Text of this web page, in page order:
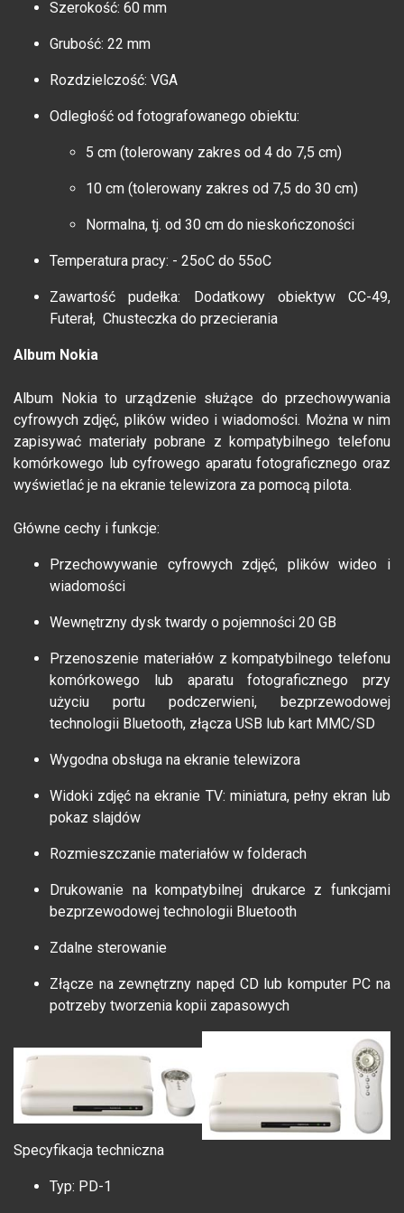
Szerokość: 60 mm
Grubość: 22 mm
Rozdzielczość: VGA
Odległość od fotografowanego obiektu:
5 cm (tolerowany zakres od 4 do 7,5 cm)
10 cm (tolerowany zakres od 7,5 do 30 cm)
Normalna, tj. od 30 cm do nieskończoności
Temperatura pracy: - 25oC do 55oC
Zawartość pudełka: Dodatkowy obiektyw CC-49,
Futerał, Chusteczka do przecierania
Album Nokia
Album Nokia to urządzenie służące do przechowywania
cyfrowych zdjęć, plików wideo i wiadomości. Można w nim
zapisywać materiały pobrane z kompatybilnego telefonu
komórkowego lub cyfrowego aparatu fotograficznego oraz
wyświetlać je na ekranie telewizora za pomocą pilota.
Główne cechy i funkcje:
Przechowywanie cyfrowych zdjęć, plików wideo i
wiadomości
Wewnętrzny dysk twardy o pojemności 20 GB
Przenoszenie materiałów z kompatybilnego telefonu
komórkowego lub aparatu fotograficznego przy
użyciu portu podczerwieni, bezprzewodowej
technologii Bluetooth, złącza USB lub kart MMC/SD
Wygodna obsługa na ekranie telewizora
Widoki zdjęć na ekranie TV: miniatura, pełny ekran lub
pokaz slajdów
Rozmieszczanie materiałów w folderach
Drukowanie na kompatybilnej drukarce z funkcjami
bezprzewodowej technologii Bluetooth
Zdalne sterowanie
Złącze na zewnętrzny napęd CD lub komputer PC na
potrzeby tworzenia kopii zapasowych
Specyfikacja techniczna
Typ: PD-1